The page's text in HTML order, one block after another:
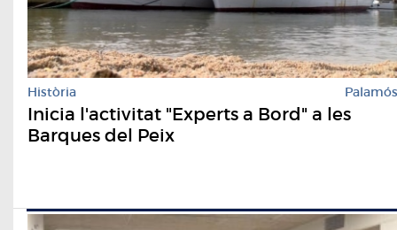
Història Palamós
Inicia l'activitat "Experts a Bord" a les
Barques del Peix